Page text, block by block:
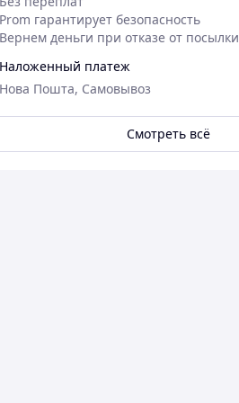
Prom гарантирует безопасность
Вернем деньги при отказе от посылки
Наложенный платеж
Нова Пошта, Самовывоз
Смотреть всё